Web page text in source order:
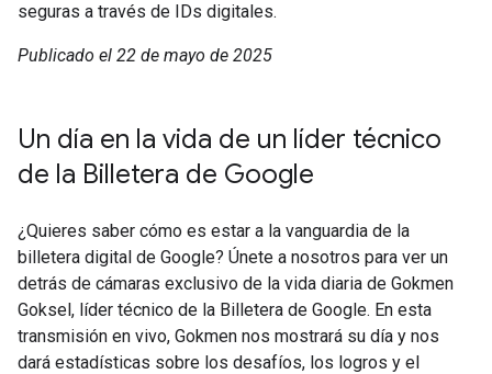
seguras a través de IDs digitales.
Publicado el 22 de mayo de 2025
Un día en la vida de un líder técnico
de la Billetera de Google
¿Quieres saber cómo es estar a la vanguardia de la
billetera digital de Google? Únete a nosotros para ver un
detrás de cámaras exclusivo de la vida diaria de Gokmen
Goksel, líder técnico de la Billetera de Google. En esta
transmisión en vivo, Gokmen nos mostrará su día y nos
dará estadísticas sobre los desafíos, los logros y el